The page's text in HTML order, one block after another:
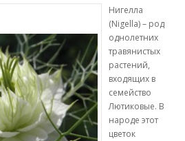
Нигелла
(Nigella) – род
однолетних
травянистых
растений,
входящих в
семейство
Лютиковые. В
народе этот
цветок